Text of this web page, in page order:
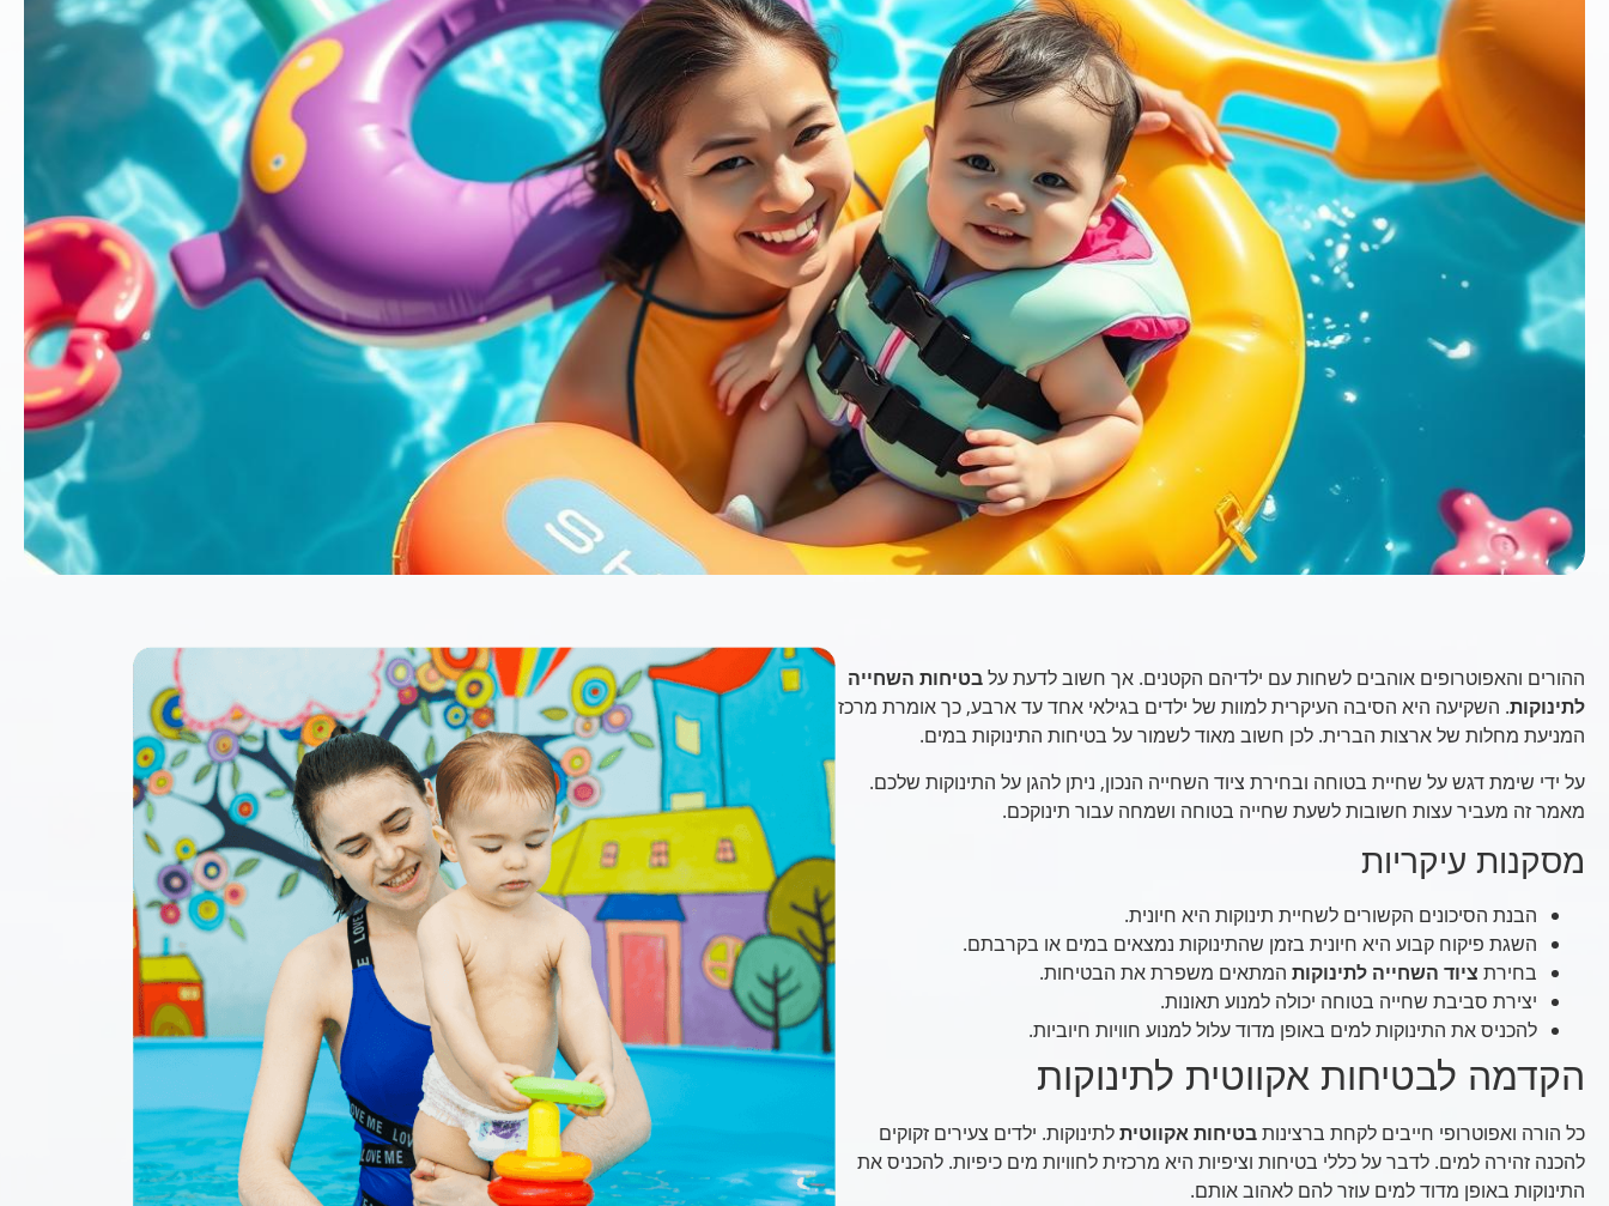
ההורים והאפוטרופים אוהבים לשחות עם ילדיהם הקטנים. אך חשוב לדעת עלבטיחות השחייה
לתינוקות. השקיעה היא הסיבה העיקרית למוות של ילדים בגילאי אחד עד ארבע, כך אומרת מרכז
המניעת מחלות של ארצות הברית. לכן חשוב מאוד לשמור על בטיחות התינוקות במים.
על ידי שימת דגש על שחיית בטוחה ובחירת ציוד השחייה הנכון, ניתן להגן על התינוקות שלכם.
מאמר זה מעביר עצות חשובות לשעת שחייה בטוחה ושמחה עבור תינוקכם.
מסקנות עיקריות
הבנת הסיכונים הקשורים לשחיית תינוקות היא חיונית.
השגת פיקוח קבוע היא חיונית בזמן שהתינוקות נמצאים במים או בקרבתם.
בחירת ציוד השחייה לתינוקות המתאים משפרת את הבטיחות.
יצירת סביבת שחייה בטוחה יכולה למנוע תאונות.
להכניס את התינוקות למים באופן מדוד עלול למנוע חוויות חיוביות.
הקדמה לבטיחות אקווטית לתינוקות
כל הורה ואפוטרופי חייבים לקחת ברצינותבטיחות אקווטיתלתינוקות. ילדים צעירים זקוקים
להכנה זהירה למים. לדבר על כללי בטיחות וציפיות היא מרכזית לחוויות מים כיפיות. להכניס את
התינוקות באופן מדוד למים עוזר להם לאהוב אותם.